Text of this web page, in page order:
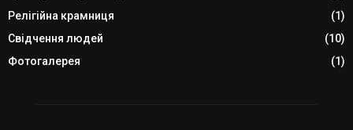
Релігійна крамниця
(1)
Свідчення людей
(10)
Фотогалерея
(1)